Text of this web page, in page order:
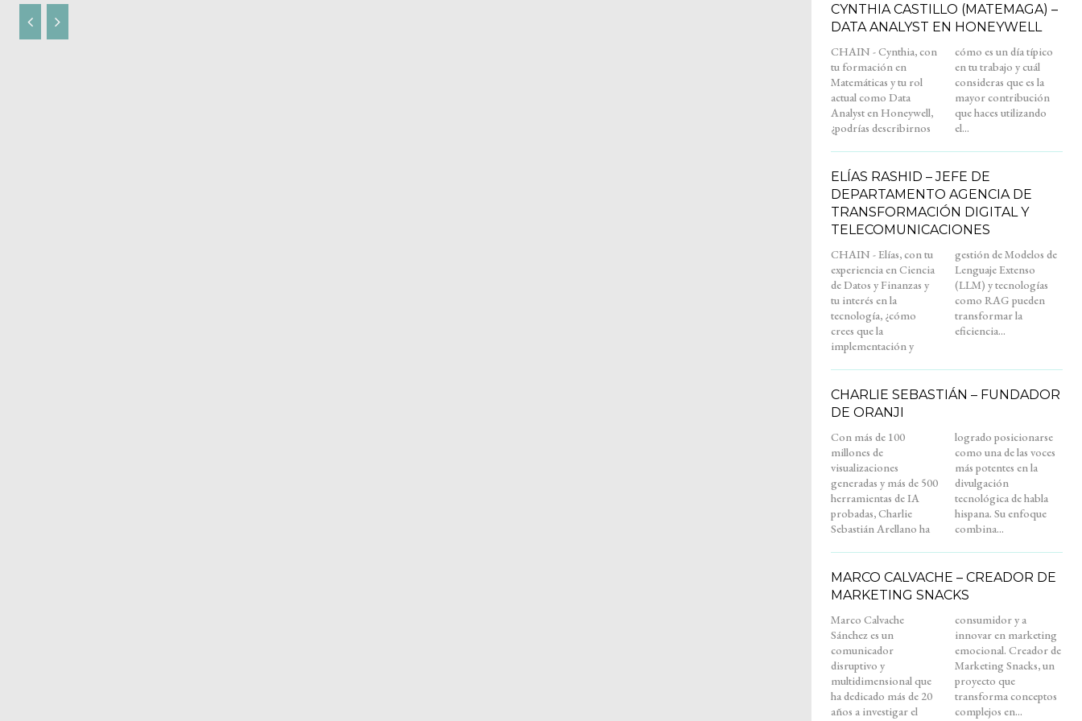
CYNTHIA CASTILLO (MATEMAGA) –
DATA ANALYST EN HONEYWELL
CHAIN - Cynthia, con
tu formación en
Matemáticas y tu rol
actual como Data
Analyst en Honeywell,
¿podrías describirnos
cómo es un día típico
en tu trabajo y cuál
consideras que es la
mayor contribución
que haces utilizando
el...
ELÍAS RASHID – JEFE DE
DEPARTAMENTO AGENCIA DE
TRANSFORMACIÓN DIGITAL Y
TELECOMUNICACIONES
CHAIN - Elías, con tu
experiencia en Ciencia
de Datos y Finanzas y
tu interés en la
tecnología, ¿cómo
crees que la
implementación y
gestión de Modelos de
Lenguaje Extenso
(LLM) y tecnologías
como RAG pueden
transformar la
eficiencia...
CHARLIE SEBASTIÁN – FUNDADOR
DE ORANJI
Con más de 100
millones de
visualizaciones
generadas y más de 500
herramientas de IA
probadas, Charlie
Sebastián Arellano ha
logrado posicionarse
como una de las voces
más potentes en la
divulgación
tecnológica de habla
hispana. Su enfoque
combina...
MARCO CALVACHE – CREADOR DE
MARKETING SNACKS
Marco Calvache
Sánchez es un
comunicador
disruptivo y
multidimensional que
ha dedicado más de 20
años a investigar el
consumidor y a
innovar en marketing
emocional. Creador de
Marketing Snacks, un
proyecto que
transforma conceptos
complejos en...